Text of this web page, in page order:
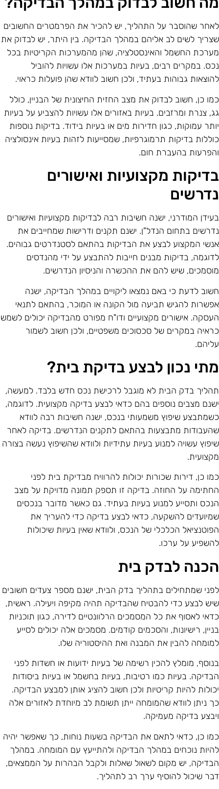
שהוסבר על התהליך, יש להכיר את הפרמטרים החשובים
לשים לב אליהם במהלך הבדיקה. בין היתר, יש לבדוק את
החשמל והאינסטלציה, שהן מהמערכות הקריטיות בכל
במקרים רבים, בעיות במערכות אלו עשויות להוביל
גבוהות בעתיד, ולכן חשוב לוודא שהן פועלות כראוי.
כן, חשוב לבדוק את מצב החזית החיצונית של הבניין, כולל
צנרת ומרזבים. בעיות באזורים אלו עשויות להצביע על בעיות
עמוקות, כגון חדירות מים או בעיות בידוד. בדיקות נוספות
בדיקות תרמוגרפיות, שמסייעות לזהות בעיות אינסולציה
בהעברת חום.
מקצועיות ואישורים
המודרני, ישנה חשיבות רבה לבדיקות מקצועיות ואישורים
בתחום הנדל"ן. ישנם תקנים ודרישות שמחייבים את
המקצוע לבצע את הבדיקות בהתאם לסטנדרטים גבוהים.
בדיקות מבנים חייבות להתבצע על ידי מהנדסים
שיש להם את ההכשרה והניסיון הנדרשים.
לדעת כי באם נמצאו ליקויים במהלך הבדיקה, ישנה
להגיש תביעה מול הקונה או המוכר, בהתאם לתנאי
אישורים מקצועיים ודו"ח מפורט מהבדיקה יכולים לשמש
במקרים של סכסוכים משפטיים, ולכן חשוב לשמור
נכון לבצע בדיקת בית?
בדק הבית לא מוגבל לרכישת נכס חדש בלבד. למעשה,
מצבים נוספים בהם כדאי לבצע בדיקה מקצועית. לדוגמה,
שיפוץ משמעותי בנכס, ישנה חשיבות רבה לוודא
מתבצעות בהתאם לתקנים הנדרשים. בדיקה לאחר
עשויה למנוע בעיות עתידיות ולוודא שהשיפוץ נעשה בצורה
כן, דירות שכורות יכולות להרוויח מבדיקת בית לפני
על החוזה. בדיקה זו תספק תמונה מדויקת על מצב
ותסייע למנוע בעיות בעתיד. גם כאשר מדובר בנכסים
להשקעה, כדאי לבצע בדיקה כדי להעריך את
הכלכלי של הנכס, ולוודא שאין בעיות שיכולות
על ערכו.
לבדק בית
שמתחילים בתהליך בדק הבית, ישנם מספר צעדים חשובים
לבצע כדי להבטיח שהבדיקה תהיה מקיפה ויעילה. ראשית,
לאסוף את כל המסמכים הרלוונטיים לדירה, כגון תוכניות
רישיונות, והסכמים קודמים. מסמכים אלה יכולים לסייע
להבין את המבנה ואת ההיסטוריה שלו.
מומלץ להכין רשימה של בעיות ידועות או חשדות לפני
בעיות כמו רטיבות, בעיות בחשמל או בעיות ביסודות
להיות קריטיות ולכן חשוב להציג אותן למבצע הבדיקה.
ניתן לוודא שהמומחה ייתן תשומת לב מיוחדת לאזורים אלה
בדיקה מעמיקה.
כן, כדאי לתאם את הבדיקה בשעות נוחות, כך שאפשר יהיה
נוכחים במהלך הבדיקה ולהתייעץ עם המומחה. במהלך
יש מקום לשאול שאלות ולקבל הבהרות על הממצאים,
שיכול להוסיף ערך רב לתהליך.